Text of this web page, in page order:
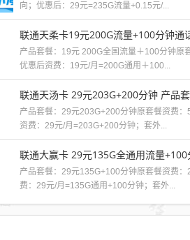
向；优惠后：29元=235G流量+0.15元/...
产品套餐：19元 200G全国流量＋100分钟原
优惠后资费：19元/月=200G通用＋100...
联通天汤卡 29元203G+200分钟 产品
产品套餐：29元203G+200分钟原套餐资费
资费：29元/月=203G+200分钟；套外...
联通大赢卡 29元135G全通用流量
产品套餐：29元135G+100分钟原套餐资费
费：29元/月=135G通用+100分钟；套外...